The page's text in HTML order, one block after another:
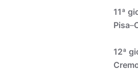
11ª
Pisa–
12ª